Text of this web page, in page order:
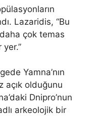
Lazaridis, “Bu
çok temas
yer.”
Yamna’nın
açık olduğunu
Dnipro’nun
arkeolojik bir